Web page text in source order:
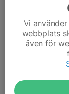
Vi
webbplats
även för